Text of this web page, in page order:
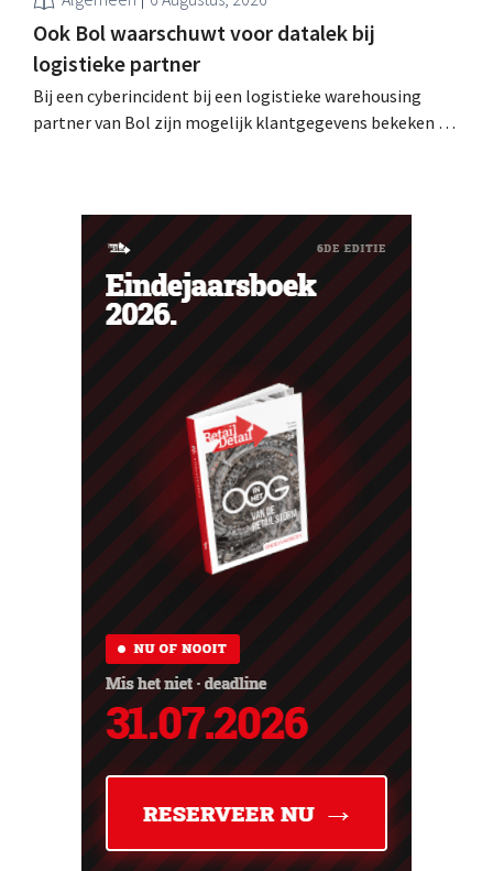
Ook Bol waarschuwt voor datalek bij
logistieke partner
Bij een cyberincident bij een logistieke warehousing
partner van Bol zijn mogelijk klantgegevens bekeken of